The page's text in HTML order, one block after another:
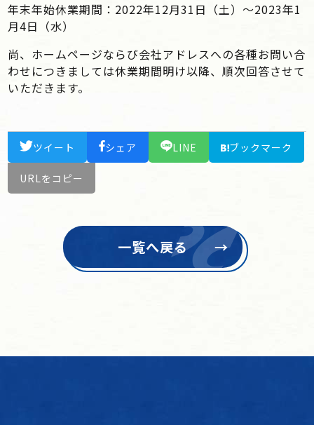
年末年始休業期間：2022年12月31日（土）～2023年1
月4日（水）
尚、ホームページならび会社アドレスへの各種お問い合
わせにつきましては休業期間明け以降、順次回答させて
いただきます。
ツイート シェア LINE ブックマーク
URLをコピー
一覧へ戻る